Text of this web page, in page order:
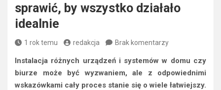
sprawić, by wszystko działało
idealnie
1 rok temu redakcja Brak komentarzy
Instalacja różnych urządzeń i systemów w domu czy
biurze może być wyzwaniem, ale z odpowiednimi
wskazówkami cały proces stanie się o wiele łatwiejszy.